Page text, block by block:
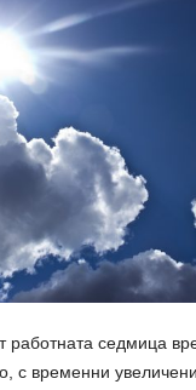
работната седмица
с временни